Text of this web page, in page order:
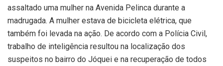
assaltado uma mulher na Avenida Pelinca durante a
madrugada. A mulher estava de bicicleta elétrica, que
também foi levada na ação. De acordo com a Polícia Civil,
trabalho de inteligência resultou na localização dos
suspeitos no bairro do Jóquei e na recuperação de todos